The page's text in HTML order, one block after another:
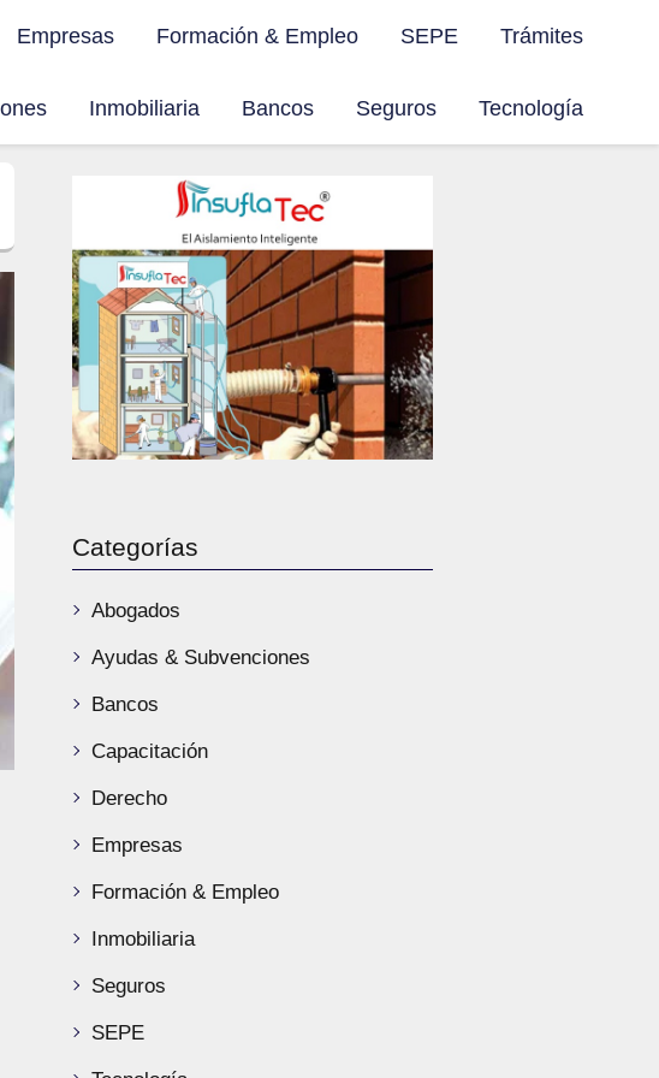
Empresas Formación & Empleo SEPE Trámites
Inmobiliaria Bancos Seguros Tecnología
Categorías
Abogados
Ayudas & Subvenciones
Bancos
Capacitación
Derecho
Empresas
Formación & Empleo
Inmobiliaria
Seguros
SEPE